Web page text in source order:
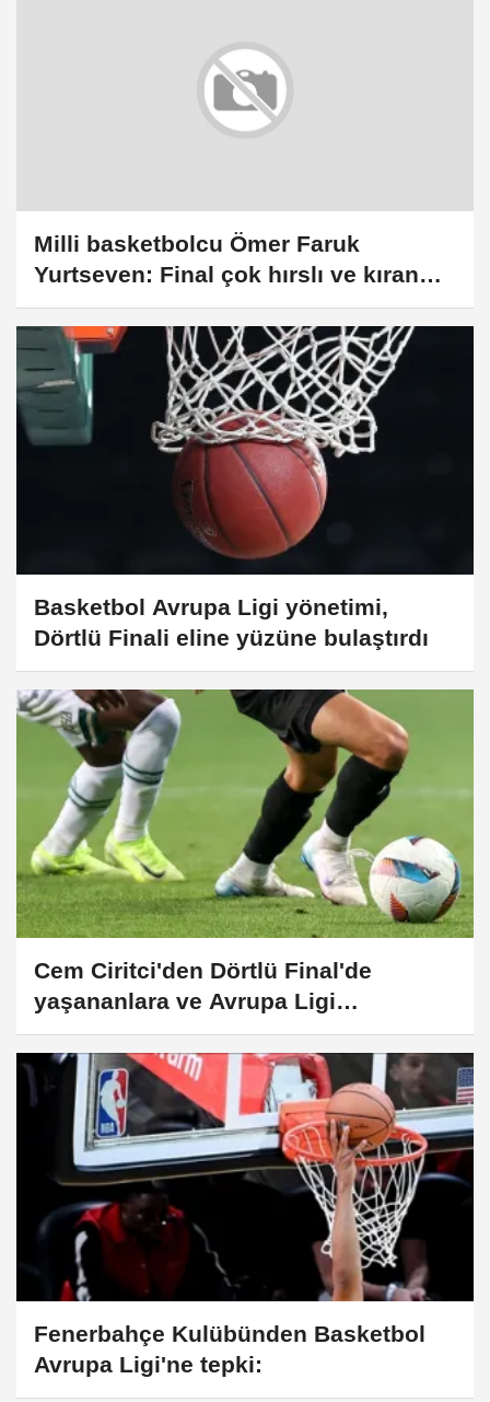
Milli basketbolcu Ömer Faruk
Yurtseven: Final çok hırslı ve kıran
kırana geçecek
Basketbol Avrupa Ligi yönetimi,
Dörtlü Finali eline yüzüne bulaştırdı
Cem Ciritci'den Dörtlü Final'de
yaşananlara ve Avrupa Ligi
anlaşmasına ilişkin açıklama:
Fenerbahçe Kulübünden Basketbol
Avrupa Ligi'ne tepki: